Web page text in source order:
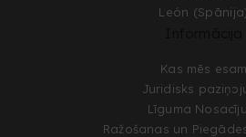
León
Kas mēs esam
Juridisks
Līguma
Ražošanas un